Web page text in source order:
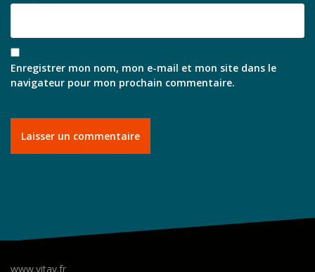
Enregistrer mon nom, mon e-mail et mon site dans le
navigateur pour mon prochain commentaire.
www.vitav.fr